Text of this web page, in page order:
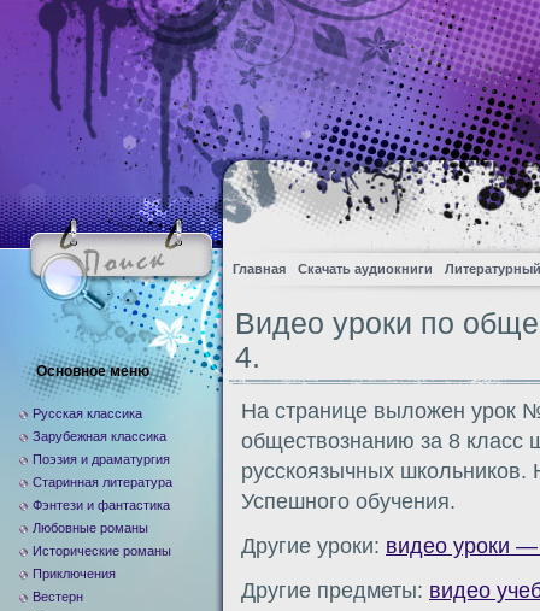
Главная Скачать аудиокниги
Видео уроки по
4.
На странице выложен урок
обществознанию за 8 класс
русскоязычных
Успешного обучения.
Другие уроки: видео уроки —
Другие предметы: видео
Основное меню
Русская классика
Зарубежная классика
Поэзия и драматургия
Старинная литература
Фэнтези и фантастика
Любовные романы
Исторические романы
Приключения
Вестерн